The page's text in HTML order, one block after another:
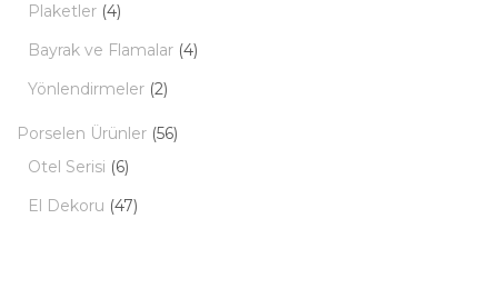
Plaketler (4)
Bayrak ve Flamalar (4)
Yönlendirmeler (2)
Porselen Ürünler (56)
Otel Serisi (6)
El Dekoru (47)